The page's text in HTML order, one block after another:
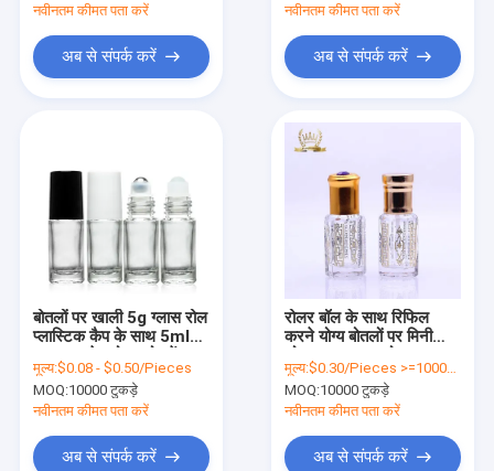
नवीनतम कीमत पता करें
अब से संपर्क करें
नवीनतम कीमत पता करें
अब से संपर्क करें
बोतलों पर खाली 5g ग्लास रोल
प्लास्टिक कैप के साथ 5ml
मूल्य:$0.08 - $0.50/Pieces
MOQ:10000 टुकड़े
नवीनतम कीमत पता करें
अब से संपर्क करें
रोलर बॉल के साथ रिफिल
करने योग्य बोतलों पर मिनी
मूल्य:$0.30/Pieces >=10000 Pieces
MOQ:10000 टुकड़े
नवीनतम कीमत पता करें
अब से संपर्क करें